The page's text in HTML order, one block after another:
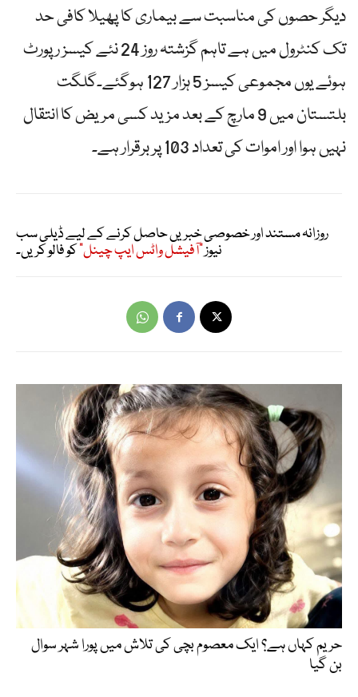
دیگر حصوں کی مناسبت سے بیماری کا پھیلا کافی حد
تک کنٹرول میں ہے تاہم گزشتہ روز 24 نئے کیسز رپورٹ
ہوئے یوں مجموعی کیسز 5 ہزار 127 ہوگئے۔گلگت
بلتستان میں 9 مارچ کے بعد مزید کسی مریض کا انتقال
نہیں ہوا اور اموات کی تعداد 103 پر برقرار ہے۔
روزانہ مستند اور خصوصی خبریں حاصل کرنے کے لیے ڈیلی سب
نیوز"آفیشل واٹس ایپ چینل"کو فالو کریں۔
حریم کہاں ہے؟ ایک معصوم بچی کی تلاش میں پورا شہر سوال
بن گیا